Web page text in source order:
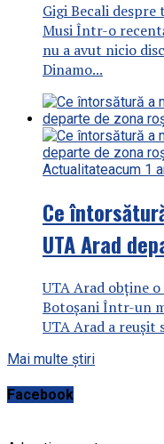
Gigi Becali
Musi Într-o
nu a avut nicio
Dinamo...
Actualitateacum 1
Ce
UTA Arad
UTA Arad obține
Botoșani Într-un
UTA Arad a reușit
Mai multe știri
Facebook